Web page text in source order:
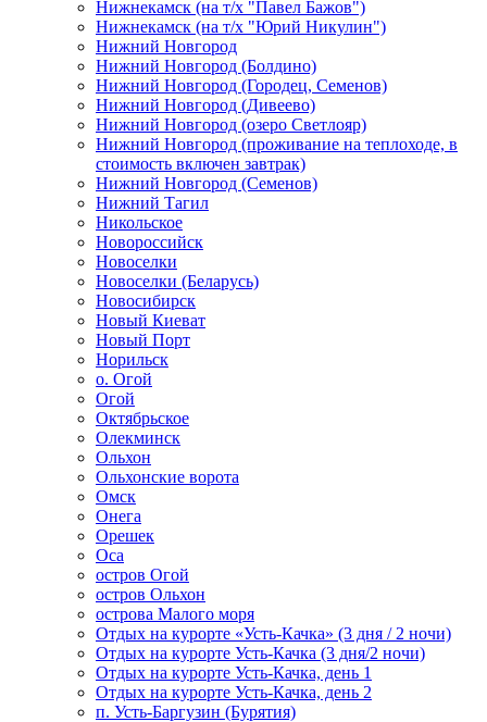
Нижнекамск (на т/х "Павел Бажов")
Нижнекамск (на т/х "Юрий Никулин")
Нижний Новгород
Нижний Новгород (Болдино)
Нижний Новгород (Городец, Семенов)
Нижний Новгород (Дивеево)
Нижний Новгород (озеро Светлояр)
Нижний Новгород (проживание на теплоходе, в
стоимость включен завтрак)
Нижний Новгород (Семенов)
Нижний Тагил
Никольское
Новороссийск
Новоселки
Новоселки (Беларусь)
Новосибирск
Новый Киеват
Новый Порт
Норильск
о. Огой
Огой
Октябрьское
Олекминск
Ольхон
Ольхонские ворота
Омск
Онега
Орешек
Оса
остров Огой
остров Ольхон
острова Малого моря
Отдых на курорте «Усть-Качка» (3 дня / 2 ночи)
Отдых на курорте Усть-Качка (3 дня/2 ночи)
Отдых на курорте Усть-Качка, день 1
Отдых на курорте Усть-Качка, день 2
п. Усть-Баргузин (Бурятия)